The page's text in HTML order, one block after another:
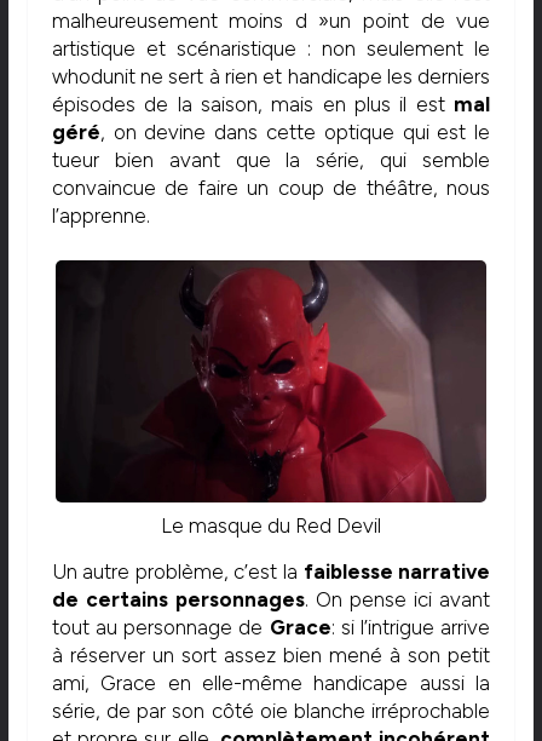
malheureusement moins d »un point de vue
artistique et scénaristique : non seulement le
whodunit ne sert à rien et handicape les derniers
épisodes de la saison, mais en plus il estmal
géré, on devine dans cette optique qui est le
tueur bien avant que la série, qui semble
convaincue de faire un coup de théâtre, nous
l’apprenne.
Le masque du Red Devil
Un autre problème, c’est la faiblesse narrative
de certains personnages. On pense ici avant
tout au personnage de Grace: si l’intrigue arrive
à réserver un sort assez bien mené à son petit
ami, Grace en elle-même handicape aussi la
série, de par son côté oie blanche irréprochable